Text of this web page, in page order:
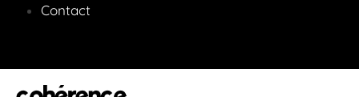
Contact